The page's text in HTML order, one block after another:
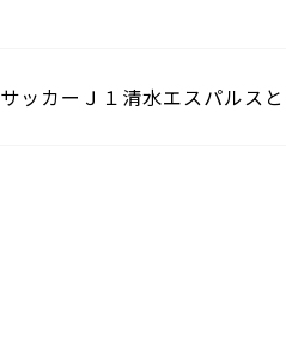
サッカーＪ１清水エスパルス